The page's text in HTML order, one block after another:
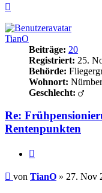
TianO
Beiträge: 20
Registriert: 25.
Behörde:
Wohnort:
Geschlecht:
Re:
Rentenpunkten
Beitrag
von TianO » 27. Nov